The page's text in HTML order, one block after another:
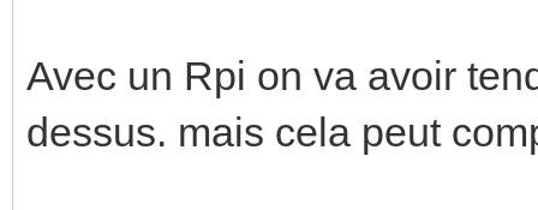
Avec un Rpi on va avoir
dessus. mais cela peut